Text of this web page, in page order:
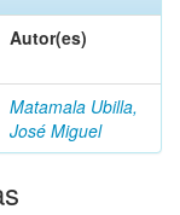
Autor(es)
Matamala Ubilla,
José Miguel